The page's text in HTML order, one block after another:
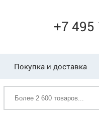
+7 495
Покупка и доставка